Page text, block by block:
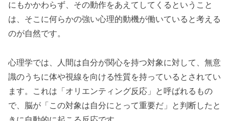
にもかかわらず、その動作をあえてしてくるということ
は、そこに何らかの強い心理的動機が働いていると考える
のが自然です。
心理学では、人間は自分が関心を持つ対象に対して、無意
識のうちに体や視線を向ける性質を持っているとされてい
ます。これは「オリエンティング反応」と呼ばれるもの
で、脳が「この対象は自分にとって重要だ」と判断したと